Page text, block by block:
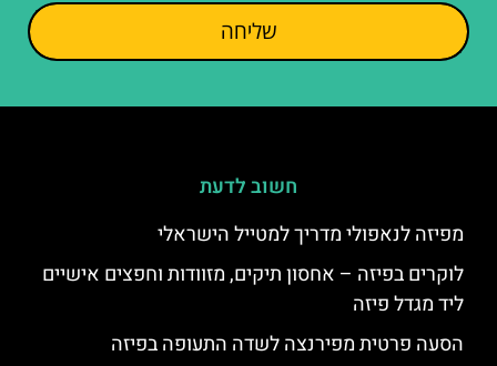
שליחה
חשוב לדעת
מפיזה לנאפולי מדריך למטייל הישראלי
לוקרים בפיזה – אחסון תיקים, מזוודות וחפצים אישיים
ליד מגדל פיזה
הסעה פרטית מפירנצה לשדה התעופה בפיזה